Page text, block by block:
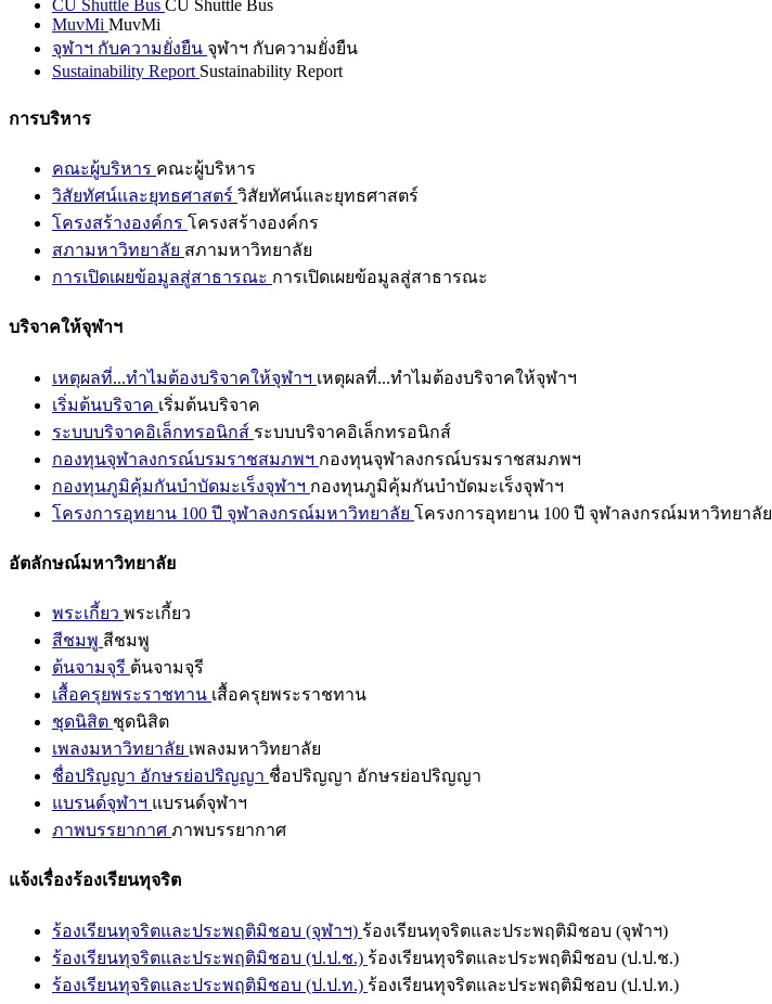
CU Shuttle Bus CU Shuttle Bus
MuvMi MuvMi
จุฬาฯ กับความยั่งยืน จุฬาฯ กับความยั่งยืน
Sustainability Report Sustainability Report
การบริหาร
คณะผู้บริหาร คณะผู้บริหาร
วิสัยทัศน์และยุทธศาสตร์ วิสัยทัศน์และยุทธศาสตร์
โครงสร้างองค์กร โครงสร้างองค์กร
สภามหาวิทยาลัย สภามหาวิทยาลัย
การเปิดเผยข้อมูลสู่สาธารณะ การเปิดเผยข้อมูลสู่สาธารณะ
บริจาคให้จุฬาฯ
เหตุผลที่...ทำไมต้องบริจาคให้จุฬาฯ เหตุผลที่...ทำไมต้องบริจาคให้จุฬาฯ
เริ่มต้นบริจาค เริ่มต้นบริจาค
ระบบบริจาคอิเล็กทรอนิกส์ ระบบบริจาคอิเล็กทรอนิกส์
กองทุนจุฬาลงกรณ์บรมราชสมภพฯ กองทุนจุฬาลงกรณ์บรมราชสมภพฯ
กองทุนภูมิคุ้มกันบำบัดมะเร็งจุฬาฯ กองทุนภูมิคุ้มกันบำบัดมะเร็งจุฬาฯ
โครงการอุทยาน 100 ปี จุฬาลงกรณ์มหาวิทยาลัย โครงการอุทยาน 100 ปี จุฬาลงกรณ์มหาวิทยาลัย
อัตลักษณ์มหาวิทยาลัย
พระเกี้ยว พระเกี้ยว
สีชมพู สีชมพู
ต้นจามจุรี ต้นจามจุรี
เสื้อครุยพระราชทาน เสื้อครุยพระราชทาน
ชุดนิสิต ชุดนิสิต
เพลงมหาวิทยาลัย เพลงมหาวิทยาลัย
ชื่อปริญญา อักษรย่อปริญญา ชื่อปริญญา อักษรย่อปริญญา
แบรนด์จุฬาฯ แบรนด์จุฬาฯ
ภาพบรรยากาศ ภาพบรรยากาศ
แจ้งเรื่องร้องเรียนทุจริต
ร้องเรียนทุจริตและประพฤติมิชอบ (จุฬาฯ) ร้องเรียนทุจริตและประพฤติมิชอบ (จุฬาฯ)
ร้องเรียนทุจริตและประพฤติมิชอบ (ป.ป.ช.) ร้องเรียนทุจริตและประพฤติมิชอบ (ป.ป.ช.)
ร้องเรียนทุจริตและประพฤติมิชอบ (ป.ป.ท.) ร้องเรียนทุจริตและประพฤติมิชอบ (ป.ป.ท.)